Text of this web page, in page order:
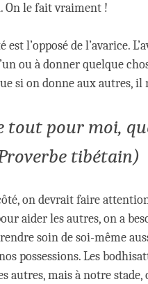
On le fait vraiment !
est l’opposé de l’avarice.
ou à donner quelque
si on donne aux autres,
tout pour moi,
tibétain)
on devrait faire
aider les autres, on a
soin de soi-même
possessions. Les
autres, mais à notre stade,